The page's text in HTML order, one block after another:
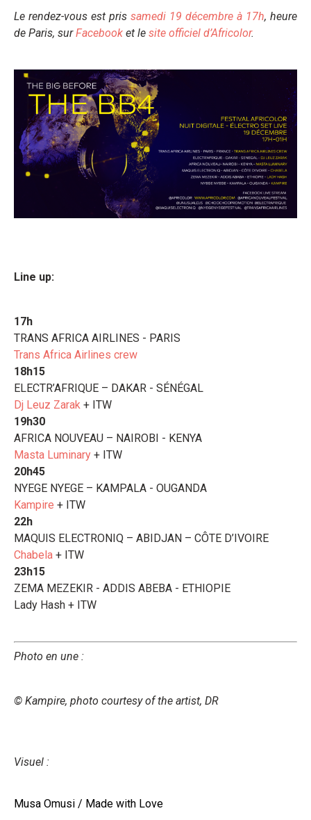
Le rendez-vous est pris samedi 19 décembre à 17h, heure
de Paris, surFacebook et le site officiel d’Africolor.
Line up:
17h
TRANS AFRICA AIRLINES - PARIS
Trans Africa Airlines crew
18h15
ELECTR’AFRIQUE – DAKAR - SÉNÉGAL
Dj Leuz Zarak + ITW
19h30
AFRICA NOUVEAU – NAIROBI - KENYA
Masta Luminary + ITW
20h45
NYEGE NYEGE – KAMPALA - OUGANDA
Kampire + ITW
22h
MAQUIS ELECTRONIQ – ABIDJAN – CÔTE D’IVOIRE
Chabela + ITW
23h15
ZEMA MEZEKIR - ADDIS ABEBA - ETHIOPIE
Lady Hash + ITW
Photo en une :
© Kampire, photo courtesy of the artist, DR
Visuel :
Musa Omusi / Made with Love